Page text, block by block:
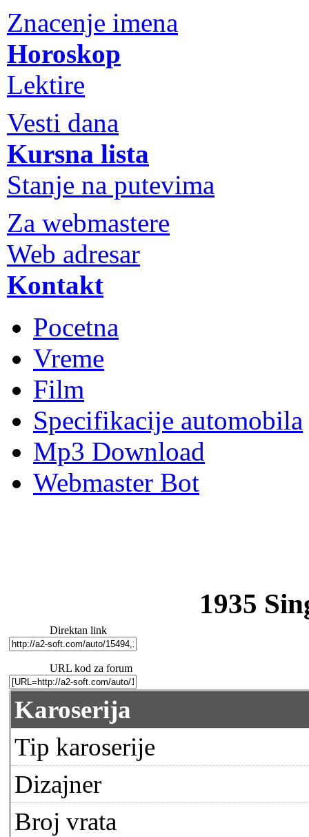
Znacenje imena
Horoskop
Lektire
Vesti dana
Kursna lista
Stanje na putevima
Za webmastere
Web adresar
Kontakt
Pocetna
Vreme
Film
Specifikacije automobila
Mp3 Download
Webmaster Bot
1935
Direktan link
URL kod za forum
Karoserija
Tip karoserije
Dizajner
Broj vrata